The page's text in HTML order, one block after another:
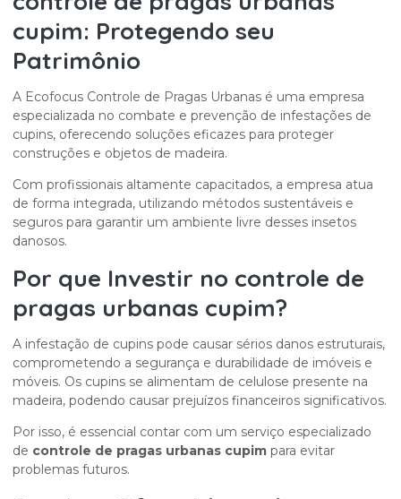
cupim: Protegendo seu
Patrimônio
A Ecofocus Controle de Pragas Urbanas é uma empresa
especializada no combate e prevenção de infestações de
cupins, oferecendo soluções eficazes para proteger
construções e objetos de madeira.
Com profissionais altamente capacitados, a empresa atua
de forma integrada, utilizando métodos sustentáveis e
seguros para garantir um ambiente livre desses insetos
danosos.
Por que Investir no controle de
pragas urbanas cupim?
A infestação de cupins pode causar sérios danos estruturais,
comprometendo a segurança e durabilidade de imóveis e
móveis. Os cupins se alimentam de celulose presente na
madeira, podendo causar prejuízos financeiros significativos.
Por isso, é essencial contar com um serviço especializado
de controle de pragas urbanas cupim para evitar
problemas futuros.